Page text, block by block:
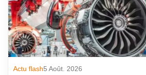
Actu flash5 Août. 2026